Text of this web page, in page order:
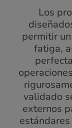
Los
permitir
fatiga,
validado
externos